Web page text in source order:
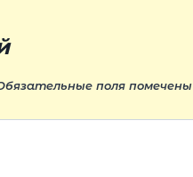
поля помечены